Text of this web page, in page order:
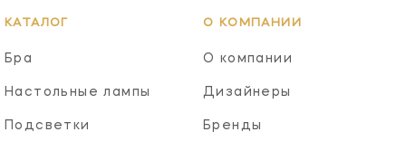
КАТАЛОГ
Бра
Настольные лампы
Подсветки
О КОМПАНИИ
О компании
Дизайнеры
Бренды